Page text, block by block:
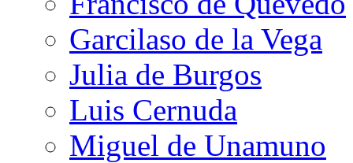
Garcilaso de la Vega
Julia de Burgos
Luis Cernuda
Miguel de Unamuno